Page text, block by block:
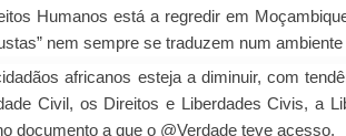
Humanos está a regredir em
nem sempre se traduzem num
africanos esteja a diminuir, com
Civil, os Direitos e Liberdades Civis, a
documento a que o @Verdade teve acesso.